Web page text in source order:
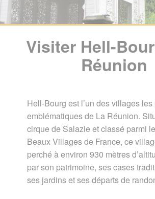
Visiter Hell-
Réunion
Hell-Bourg est l’un des villages les
emblématiques de La Réunion.
cirque de Salazie et classé parmi
Beaux Villages de France, ce
perché à environ 930 mètres
par son patrimoine, ses cases
ses jardins et ses départs de